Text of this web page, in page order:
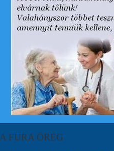
A FURA ÖREG